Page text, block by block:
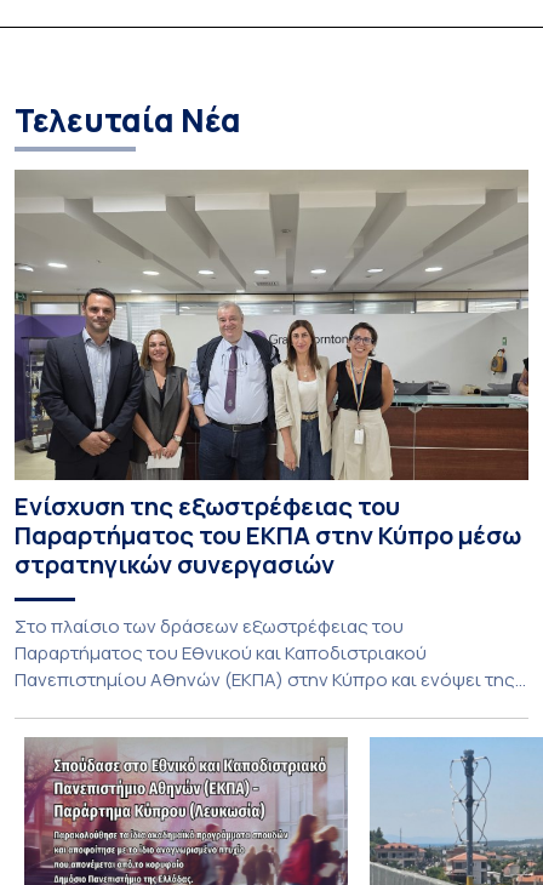
διδάκτορα της Ιατρικής Σχολής
καθηγητής
Τελευταία Νέα
Ενίσχυση της εξωστρέφειας του
Παραρτήματος του ΕΚΠΑ στην Κύπρο μέσω
στρατηγικών συνεργασιών
Στο πλαίσιο των δράσεων εξωστρέφειας του
Παραρτήματος του Εθνικού και Καποδιστριακού
Πανεπιστημίου Αθηνών (ΕΚΠΑ) στην Κύπρο και ενόψει της
Τμήματος Οικονομικών Επιστημών και του Τμήματος
Διοίκησης Επιχειρήσεων και Οργανισμών τον Σεπτέμβριο
του 2026, ο Κοσμήτορας της Σχολής Οικονομικών και
Πολιτικών Επιστημών, Καθηγητής Νικόλαος Ηρειώτης, και ο
Πρόεδρος του Τμήματος […]